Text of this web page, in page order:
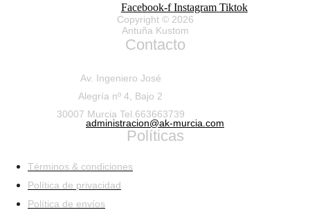
Facebook-f Instagram Tiktok
Copyright © 2026
Antuña Kustom
Contacto
Av. Ingeniero José
Alegría nº 4, Bajo 2
30007 Murcia Tel.663663739
administracion@ak-murcia.com
Políticas
Términos & condiciones
Política de privacidad
Política de envíos